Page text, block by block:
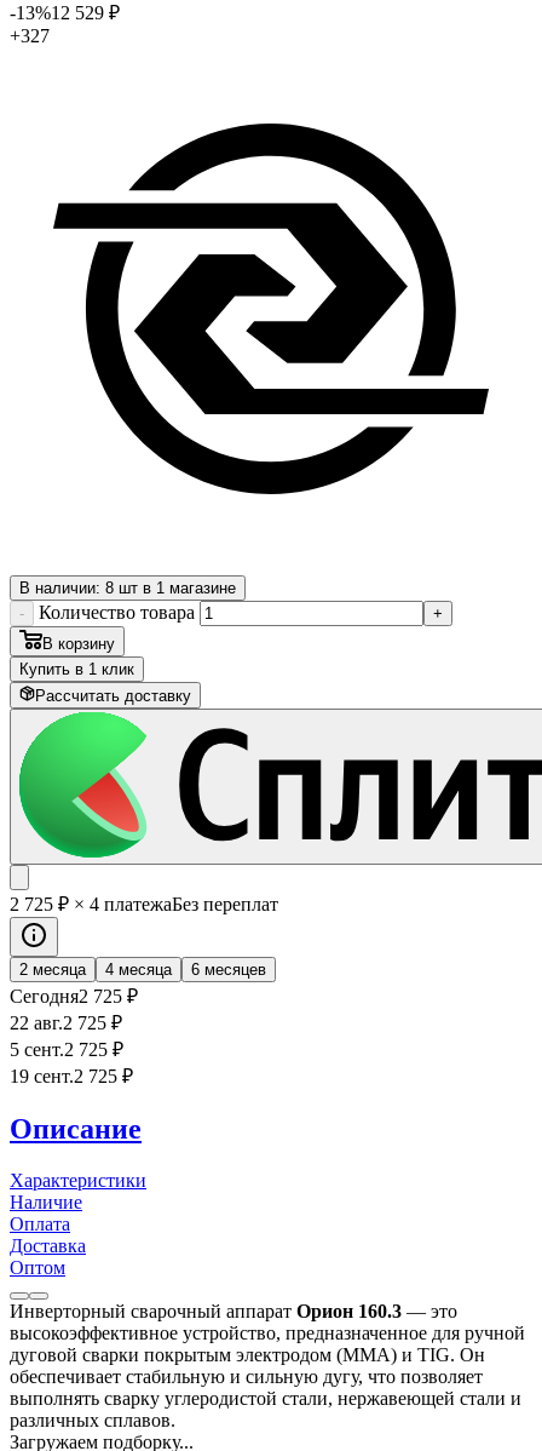
-13%12 529 ₽
+327
В наличии: 8 шт в 1 магазине
-
Количество товара
+
В корзину
Купить в 1 клик
Рассчитать доставку
2 725 ₽ × 4 платежаБез переплат
2 месяца 4 месяца 6 месяцев
Сегодня2 725 ₽
22 авг.2 725 ₽
5 сент.2 725 ₽
19 сент.2 725 ₽
Описание
Характеристики
Наличие
Оплата
Доставка
Оптом
Инверторный сварочный аппарат Орион 160.3 — это
высокоэффективное устройство, предназначенное для ручной
дуговой сварки покрытым электродом (MMA) и TIG. Он
обеспечивает стабильную и сильную дугу, что позволяет
выполнять сварку углеродистой стали, нержавеющей стали и
различных сплавов.
Загружаем подборку...